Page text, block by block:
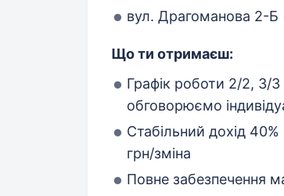
вул. Драгоманова 2-Б
Що ти отримаєш:
Графік роботи 2/2, 3/
обговорюємо
Стабільний дохід
грн/зміна
Повне забезпечення